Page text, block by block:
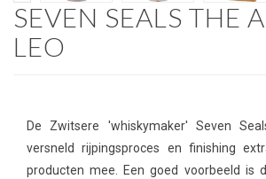
SEVEN SEALS THE
LEO
De Zwitsere 'whiskymaker' Seven
versneld rijpingsproces en finishing
producten mee. Een goed voorbeeld is